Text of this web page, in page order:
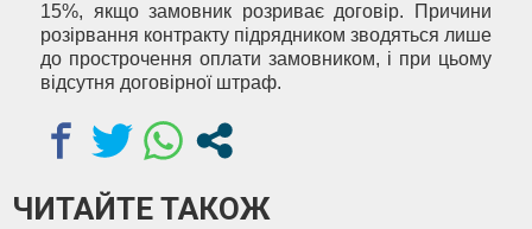
15%, якщо замовник розриває договір. Причини
розірвання контракту підрядником зводяться лише
до прострочення оплати замовником, і при цьому
відсутня договірної штраф.
ЧИТАЙТЕ ТАКОЖ